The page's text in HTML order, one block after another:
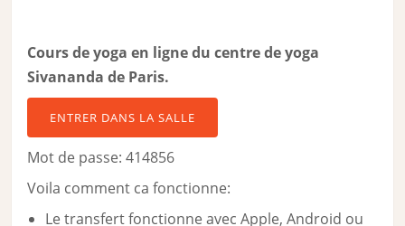
Cours de yoga en ligne du centre de yoga
Sivananda de Paris.
ENTRER DANS LA SALLE
Mot de passe: 414856
Voila comment ca fonctionne:
Le transfert fonctionne avec Apple, Android ou